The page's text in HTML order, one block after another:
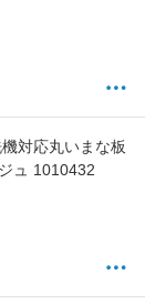
対応丸いまな板
ュ 1010432